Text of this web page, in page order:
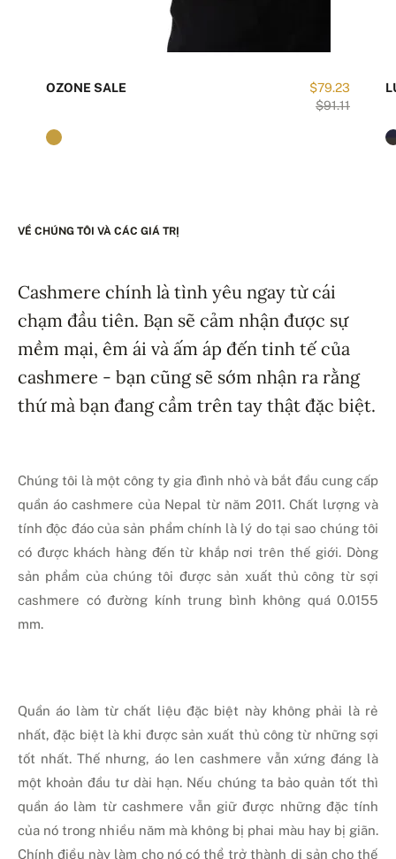
$79.23
$91.11
OZONE SALE
VỀ CHÚNG TÔI VÀ CÁC GIÁ TRỊ
Cashmere chính là tình yêu ngay từ cái
chạm đầu tiên. Bạn sẽ cảm nhận được sự
mềm mại, êm ái và ấm áp đến tinh tế của
cashmere - bạn cũng sẽ sớm nhận ra rằng
thứ mà bạn đang cầm trên tay thật đặc biệt.
Chúng tôi là một công ty gia đình nhỏ và bắt đầu cung cấp
quần áo cashmere của Nepal từ năm 2011. Chất lượng và
tính độc đáo của sản phẩm chính là lý do tại sao chúng tôi
có được khách hàng đến từ khắp nơi trên thế giới. Dòng
sản phẩm của chúng tôi được sản xuất thủ công từ sợi
cashmere có đường kính trung bình không quá 0.0155
mm.
Quần áo làm từ chất liệu đặc biệt này không phải là rẻ
nhất, đặc biệt là khi được sản xuất thủ công từ những sợi
tốt nhất. Thế nhưng, áo len cashmere vẫn xứng đáng là
một khoản đầu tư dài hạn. Nếu chúng ta bảo quản tốt thì
quần áo làm từ cashmere vẫn giữ được những đặc tính
của nó trong nhiều năm mà không bị phai màu hay bị giãn.
Chính điều này làm cho nó có thể trở thành di sản cho thế